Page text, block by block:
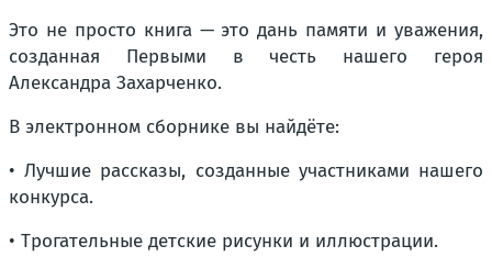
Это не просто книга — это дань памяти и уважения,
созданная Первыми в честь нашего героя
Александра Захарченко.
В электронном сборнике вы найдёте:
• Лучшие рассказы, созданные участниками нашего
конкурса.
• Трогательные детские рисунки и иллюстрации.